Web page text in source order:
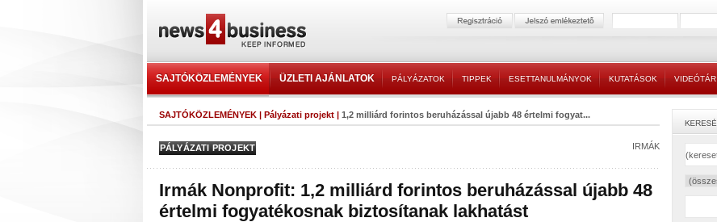
SAJTÓKÖZLEMÉNYEK ÜZLETI AJÁNLATOK PÁLYÁZATOK TIPPEK ESETTANULMÁNYOK KUTATÁSOK VIDEÓTÁR
SAJTÓKÖZLEMÉNYEK | Pályázati projekt | 1,2 milliárd forintos beruházással újabb 48 értelmi fogyat...
PÁLYÁZATI PROJEKT IRMÁK
Irmák Nonprofit: 1,2 milliárd forintos beruházással újabb 48
értelmi fogyatékosnak biztosítanak lakhatást